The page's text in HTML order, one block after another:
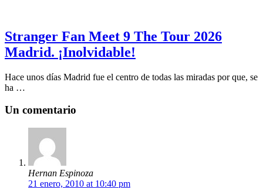
Stranger Fan Meet 9 The Tour 2026
Madrid. ¡Inolvidable!
Hace unos días Madrid fue el centro de todas las miradas por que, se
ha …
Un comentario
Hernan Espinoza
21 enero, 2010 at 10:40 pm